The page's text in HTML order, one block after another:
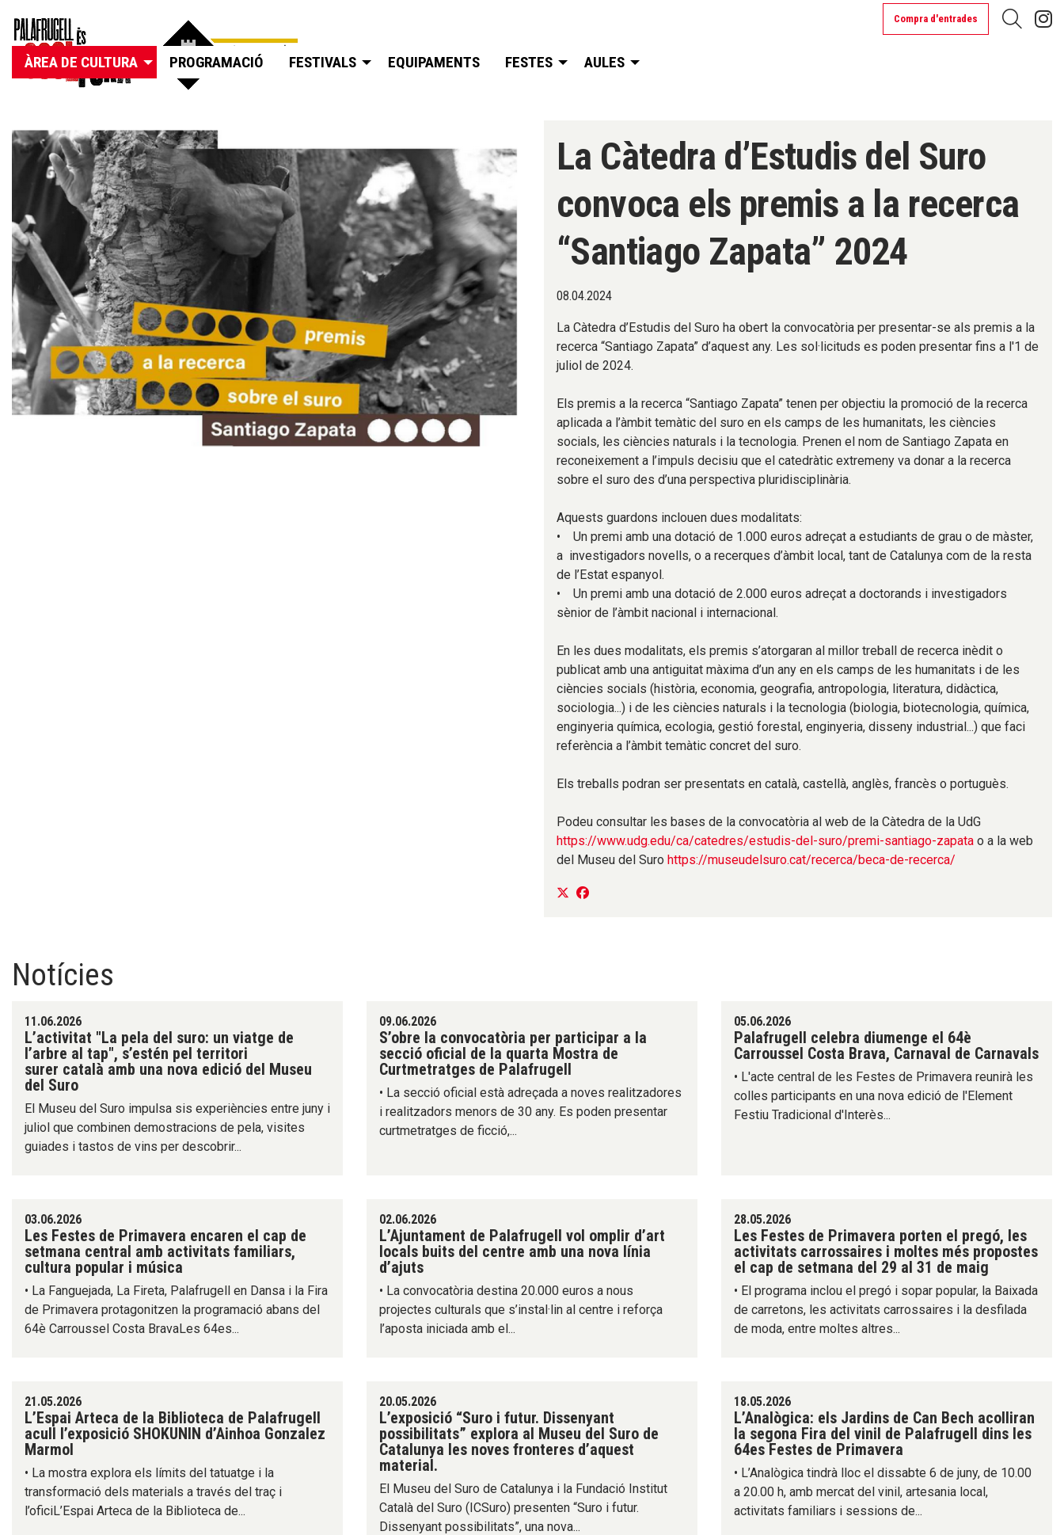
Compra d'entrades
ÀREA DE CULTURA PROGRAMACIÓ FESTIVALS EQUIPAMENTS FESTES AULES
La Càtedra d’Estudis del Suro
convoca els premis a la recerca
“Santiago Zapata” 2024
08.04.2024
La Càtedra d’Estudis del Suro ha obert la convocatòria per presentar-se als premis a la
recerca “Santiago Zapata” d’aquest any. Les sol·licituds es poden presentar fins a l'1 de
juliol de 2024.
Els premis a la recerca “Santiago Zapata” tenen per objectiu la promoció de la recerca
aplicada a l’àmbit temàtic del suro en els camps de les humanitats, les ciències
socials, les ciències naturals i la tecnologia. Prenen el nom de Santiago Zapata en
reconeixement a l’impuls decisiu que el catedràtic extremeny va donar a la recerca
sobre el suro des d’una perspectiva pluridisciplinària.
Aquests guardons inclouen dues modalitats:
• Un premi amb una dotació de 1.000 euros adreçat a estudiants de grau o de màster,
a investigadors novells, o a recerques d’àmbit local, tant de Catalunya com de la resta
de l’Estat espanyol.
• Un premi amb una dotació de 2.000 euros adreçat a doctorands i investigadors
sènior de l’àmbit nacional i internacional.
En les dues modalitats, els premis s’atorgaran al millor treball de recerca inèdit o
publicat amb una antiguitat màxima d’un any en els camps de les humanitats i de les
ciències socials (història, economia, geografia, antropologia, literatura, didàctica,
sociologia...) i de les ciències naturals i la tecnologia (biologia, biotecnologia, química,
enginyeria química, ecologia, gestió forestal, enginyeria, disseny industrial...) que faci
referència a l’àmbit temàtic concret del suro.
Els treballs podran ser presentats en català, castellà, anglès, francès o portuguès.
Podeu consultar les bases de la convocatòria al web de la Càtedra de la UdG
https://www.udg.edu/ca/catedres/estudis-del-suro/premi-santiago-zapata o a la web
del Museu del Suro https://museudelsuro.cat/recerca/beca-de-recerca/
Notícies
11.06.2026
L’activitat "La pela del suro: un viatge de
l’arbre al tap", s’estén pel territori
surer català amb una nova edició del Museu
del Suro
El Museu del Suro impulsa sis experiències entre juny i
juliol que combinen demostracions de pela, visites
guiades i tastos de vins per descobrir...
09.06.2026
S’obre la convocatòria per participar a la
secció oficial de la quarta Mostra de
Curtmetratges de Palafrugell
• La secció oficial està adreçada a noves realitzadores
i realitzadors menors de 30 any. Es poden presentar
curtmetratges de ficció,...
05.06.2026
Palafrugell celebra diumenge el 64è
Carroussel Costa Brava, Carnaval de Carnavals
• L'acte central de les Festes de Primavera reunirà les
colles participants en una nova edició de l'Element
Festiu Tradicional d'Interès...
03.06.2026
Les Festes de Primavera encaren el cap de
setmana central amb activitats familiars,
cultura popular i música
• La Fanguejada, La Fireta, Palafrugell en Dansa i la Fira
de Primavera protagonitzen la programació abans del
64è Carroussel Costa BravaLes 64es...
02.06.2026
L’Ajuntament de Palafrugell vol omplir d’art
locals buits del centre amb una nova línia
d’ajuts
• La convocatòria destina 20.000 euros a nous
projectes culturals que s’instal·lin al centre i reforça
l’aposta iniciada amb el...
28.05.2026
Les Festes de Primavera porten el pregó, les
activitats carrossaires i moltes més propostes
el cap de setmana del 29 al 31 de maig
• El programa inclou el pregó i sopar popular, la Baixada
de carretons, les activitats carrossaires i la desfilada
de moda, entre moltes altres...
21.05.2026
L’Espai Arteca de la Biblioteca de Palafrugell
acull l’exposició SHOKUNIN d’Ainhoa Gonzalez
Marmol
• La mostra explora els límits del tatuatge i la
transformació dels materials a través del traç i
l’oficiL’Espai Arteca de la Biblioteca de...
20.05.2026
L’exposició “Suro i futur. Dissenyant
possibilitats” explora al Museu del Suro de
Catalunya les noves fronteres d’aquest
material.
El Museu del Suro de Catalunya i la Fundació Institut
Català del Suro (ICSuro) presenten “Suro i futur.
Dissenyant possibilitats”, una nova...
18.05.2026
L’Analògica: els Jardins de Can Bech acolliran
la segona Fira del vinil de Palafrugell dins les
64es Festes de Primavera
• L’Analògica tindrà lloc el dissabte 6 de juny, de 10.00
a 20.00 h, amb mercat del vinil, artesania local,
activitats familiars i sessions de...